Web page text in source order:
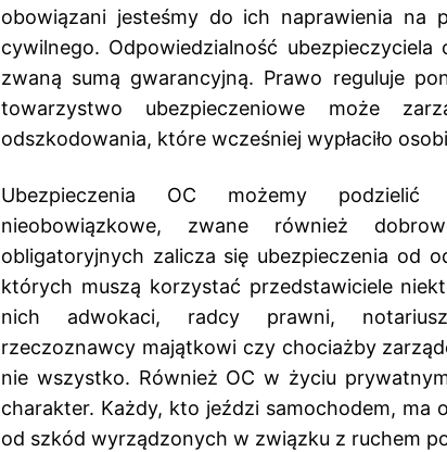
obowiązani jesteśmy do ich naprawienia na
cywilnego. Odpowiedzialność
zwaną sumą gwarancyjną. Prawo reguluje
towarzystwo ubezpieczeniowe może
odszkodowania, które wcześniej wypłaciło
Ubezpieczenia OC możemy
nieobowiązkowe, zwane również
obligatoryjnych zalicza się ubezpieczenia od
których muszą korzystać przedstawiciele
nich adwokaci, radcy prawni,
rzeczoznawcy majątkowi czy chociażby
nie wszystko. Również OC w życiu
charakter. Każdy, kto jeździ samochodem, ma
od szkód wyrządzonych w związku z ruchem